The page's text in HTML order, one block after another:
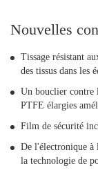
Nouvelles
Tissage résistant
des tissus dans les
Un bouclier contre
PTFE élargies
Film de sécurité
De l'électronique à
la technologie de